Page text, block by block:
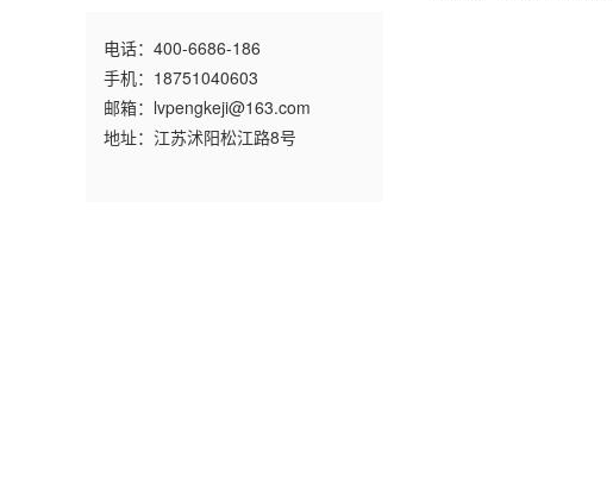
电话：400-6686-186
手机：18751040603
邮箱：lvpengkeji@163.com
地址：江苏沭阳松江路8号